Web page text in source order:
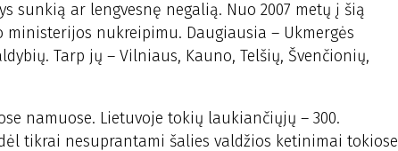
sunkią ar lengvesnę negalią. Nuo 2007 metų į šią
nukreipimu. Daugiausia – Ukmergės
Tarp jų – Vilniaus, Kauno, Telšių, Švenčionių,
namuose. Lietuvoje tokių laukiančiųjų – 300.
tikrai nesuprantami šalies valdžios ketinimai tokiose